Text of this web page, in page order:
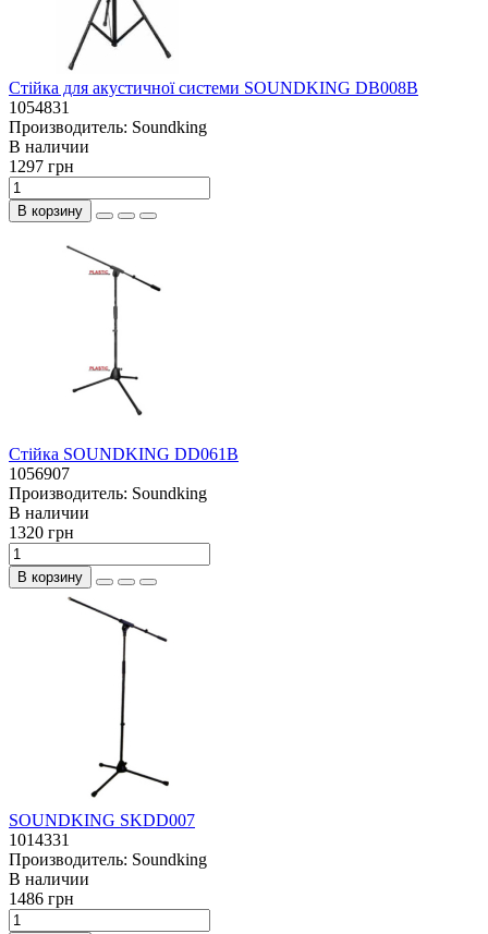
Стійка для акустичної системи SOUNDKING DB008B
1054831
Производитель: Soundking
В наличии
1297 грн
В корзину
Стійка SOUNDKING DD061B
1056907
Производитель: Soundking
В наличии
1320 грн
В корзину
SOUNDKING SKDD007
1014331
Производитель: Soundking
В наличии
1486 грн